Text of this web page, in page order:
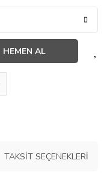
HEMEN AL
TAKSIT SEÇENEKLERI